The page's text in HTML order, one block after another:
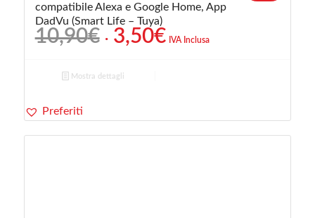
compatibile Alexa e Google Home, App
DadVu (Smart Life – Tuya)
10,90€ Il
prezzo
originale
era:
3,50€IlIVA Inclusa
Mostra dettagli
Preferiti